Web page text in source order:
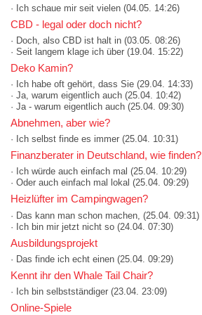
· Ich schaue mir seit vielen (04.05. 14:26)
CBD - legal oder doch nicht?
· Doch, also CBD ist halt in (03.05. 08:26)
· Seit langem klage ich über (19.04. 15:22)
Deko Kamin?
· Ich habe oft gehört, dass Sie (29.04. 14:33)
· Ja, warum eigentlich auch (25.04. 10:42)
· Ja - warum eigentlich auch (25.04. 09:30)
Abnehmen, aber wie?
· Ich selbst finde es immer (25.04. 10:31)
Finanzberater in Deutschland, wie finden?
· Ich würde auch einfach mal (25.04. 10:29)
· Oder auch einfach mal lokal (25.04. 09:29)
Heizlüfter im Campingwagen?
· Das kann man schon machen, (25.04. 09:31)
· Ich bin mir jetzt nicht so (24.04. 07:30)
Ausbildungsprojekt
· Das finde ich echt einen (25.04. 09:29)
Kennt ihr den Whale Tail Chair?
· Ich bin selbstständiger (23.04. 23:09)
Online-Spiele